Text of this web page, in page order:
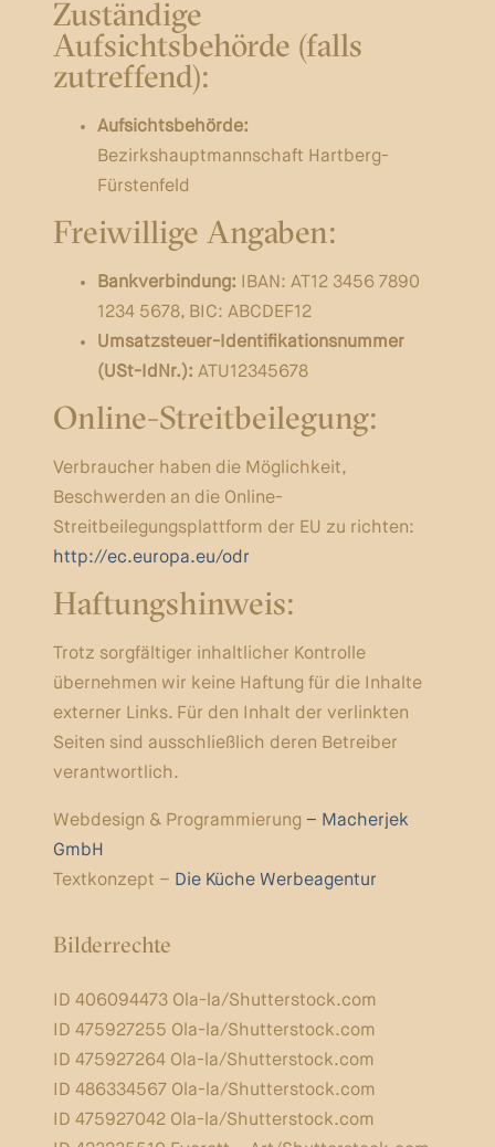
Zuständige
Aufsichtsbehörde (falls
zutreffend):
Aufsichtsbehörde:
Bezirkshauptmannschaft Hartberg-
Fürstenfeld
Freiwillige Angaben:
Bankverbindung: IBAN: AT12 3456 7890
1234 5678, BIC: ABCDEF12
Umsatzsteuer-Identifikationsnummer
(USt-IdNr.): ATU12345678
Online-Streitbeilegung:
Verbraucher haben die Möglichkeit,
Beschwerden an die Online-
Streitbeilegungsplattform der EU zu richten:
http://ec.europa.eu/odr
Haftungshinweis:
Trotz sorgfältiger inhaltlicher Kontrolle
übernehmen wir keine Haftung für die Inhalte
externer Links. Für den Inhalt der verlinkten
Seiten sind ausschließlich deren Betreiber
verantwortlich.
Webdesign & Programmierung – Macherjek
GmbH
Textkonzept – Die Küche Werbeagentur
Bilderrechte
ID 406094473 Ola-la/Shutterstock.com
ID 475927255 Ola-la/Shutterstock.com
ID 475927264 Ola-la/Shutterstock.com
ID 486334567 Ola-la/Shutterstock.com
ID 475927042 Ola-la/Shutterstock.com